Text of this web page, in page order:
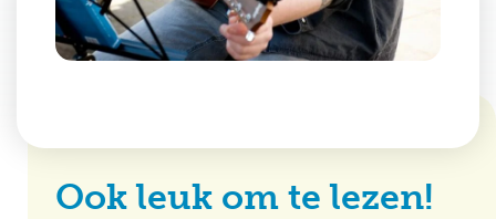
Ook leuk om te lezen!